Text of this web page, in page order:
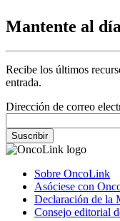
Mantente al
Recibe los últimos
entrada.
Dirección de correo
Suscribir
Sobre OncoLink
Asóciese con
Declaración de la
Consejo editorial